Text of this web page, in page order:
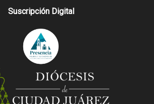
Suscripción Digital